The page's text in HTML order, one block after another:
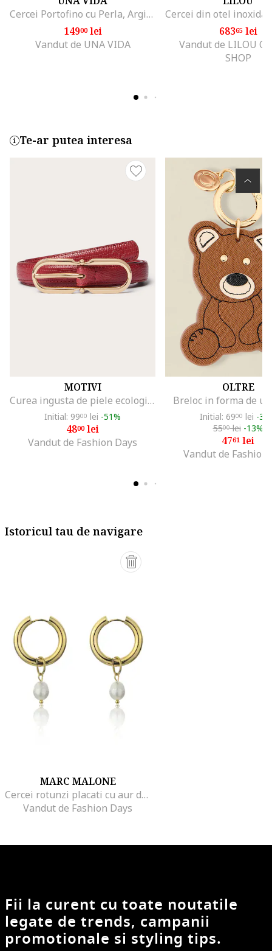
Cercei Portofino cu Perla, Argint Placat cu Aur 18k
14900lei
Vandut de UNA VIDA
68365lei
Vandut de LILOU
SHOP
Te-ar putea interesa
MOTIVI
Curea ingusta de piele ecologica, Coral
Initial: 9900 lei -51%
4800lei
Vandut de Fashion Days
OLTRE
Breloc in forma de
Initial: 6900 lei -
5500lei -13%
4761 lei
Vandut de Fashion
Istoricul tau de navigare
MARC MALONE
Cercei rotunzi placati cu aur de 18K, Alb/Auriu
Vandut de Fashion Days
Fii la curent cu toate noutatile
legate de trends, campanii
promotionale si styling tips.